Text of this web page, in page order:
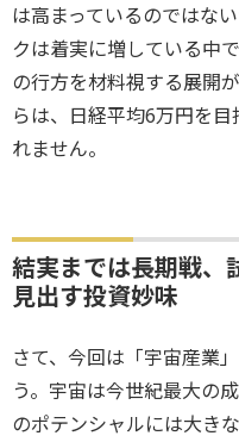
は高まっているのではな
クは着実に増している中
の行方を材料視する展開
らは、日経平均6万円を
れません。
結実までは長期戦、
見出す投資妙味
さて、今回は「宇宙産業
う。宇宙は今世紀最大の
のポテンシャルには大き